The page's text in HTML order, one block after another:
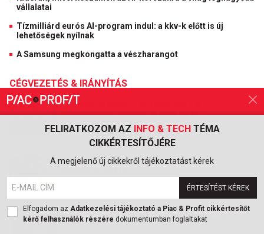
FELIRATKOZOM AZ INFO & TECHTÉMA
CIKKÉRTESÍTŐJÉRE
A megjelenő új cikkekről tájékoztatást kérek
ÉRTESÍTÉST KÉREK
Elfogadom az Adatkezelési tájékoztató a Piac & Profit cikkértesítőt
kérő felhasználók részére dokumentumban foglaltakat
vállalatai
Tízmilliárd eurós AI-program indul: a kkv-k előtt is új
lehetőségek nyílnak
A Samsung megkongatta a vészharangot
CÉGVEZETÉS & IRÁNYÍTÁS
Egy ország figyeli a fogyasztást – a
vállalkozások menthetik meg az esti
Lecsap a hatóság a gyrososokra és a
2026. AUGUSZTUS 7.
Rég nem látott fordulat a családi cégeknél